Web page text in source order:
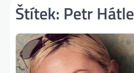
Štítek: Petr Hátle